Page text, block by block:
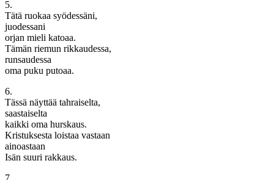
5.
Tätä ruokaa syödessäni,
juodessani
orjan mieli katoaa.
Tämän riemun rikkaudessa,
runsaudessa
oma puku putoaa.
6.
Tässä näyttää tahraiselta,
saastaiselta
kaikki oma hurskaus.
Kristuksesta loistaa vastaan
ainoastaan
Isän suuri rakkaus.
7.